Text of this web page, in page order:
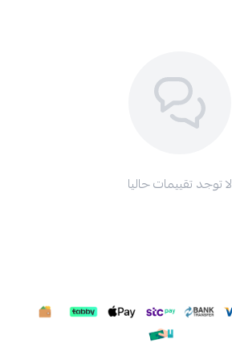
لا توجد تقييمات حاليا